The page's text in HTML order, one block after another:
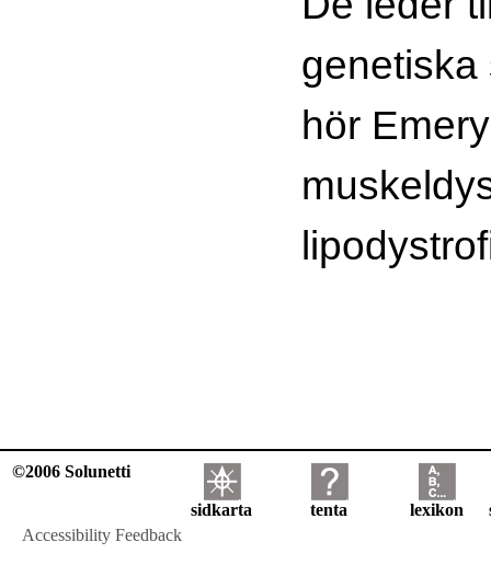
genetiska
hör
©2006 Solunetti
sidkarta tenta lexikon
Accessibility Feedback